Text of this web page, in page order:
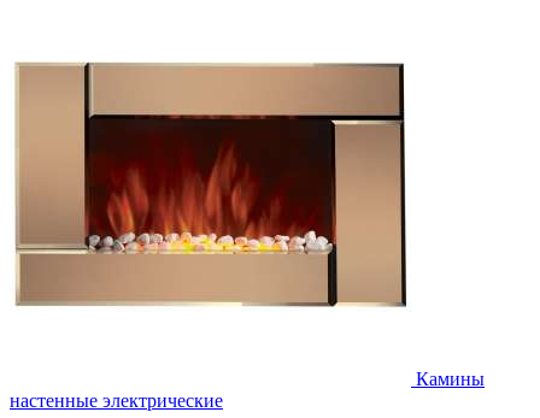
Камины
настенные электрические